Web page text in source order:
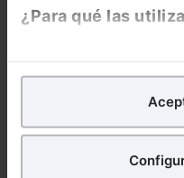
¿Para qué las
analíticospara tratar
nuestra página web.
para poder mostrarte
TECNICO TRIBUTARIO
TRANSPARENCIA
VACACIONES